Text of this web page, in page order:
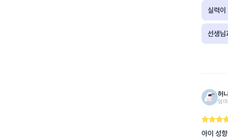
실력이
선생님
허
엄
아이 성향